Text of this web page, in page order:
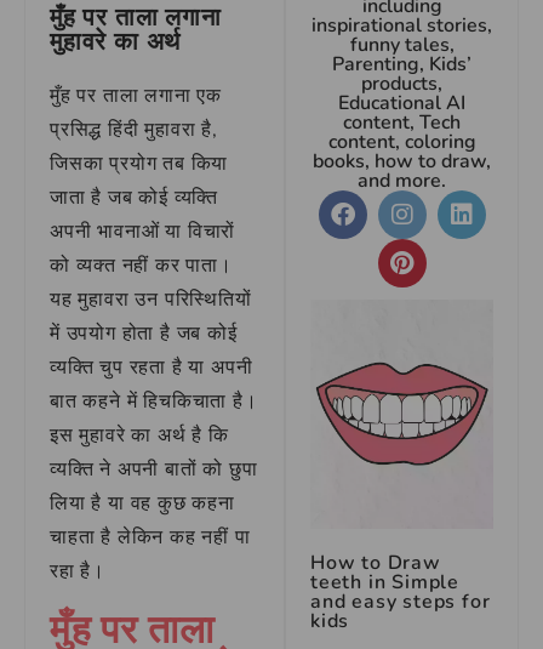
मुँह पर ताला लगाना
मुहावरे का अर्थ
मुँह पर ताला लगाना एक
प्रसिद्ध हिंदी मुहावरा है,
जिसका प्रयोग तब किया
जाता है जब कोई व्यक्ति
अपनी भावनाओं या विचारों
को व्यक्त नहीं कर पाता।
यह मुहावरा उन परिस्थितियों
में उपयोग होता है जब कोई
व्यक्ति चुप रहता है या अपनी
बात कहने में हिचकिचाता है।
इस मुहावरे का अर्थ है कि
व्यक्ति ने अपनी बातों को छुपा
लिया है या वह कुछ कहना
चाहता है लेकिन कह नहीं पा
रहा है।
मुँह पर ताला
including
inspirational stories,
funny tales,
Parenting, Kids’
products,
Educational AI
content, Tech
content, coloring
books, how to draw,
and more.
How to Draw
teeth in Simple
and easy steps for
kids